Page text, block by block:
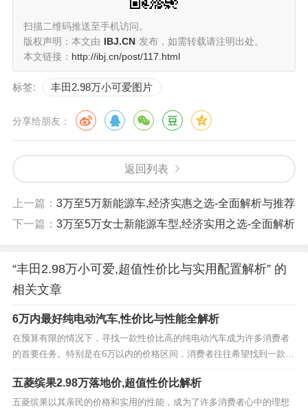
扫描二维码推送至手机访问。
版权声明：本文由 IBJ.CN 发布，如需转载请注明出处。
本文链接： http://ibj.cn/post/117.html
标签: 丰田2.98万小可爱图片
分享给朋友：
返回列表
上一篇： 3万至5万新能源车,经济实惠之选-全面解析与推荐
下一篇： 3万至5万女士新能源车型,经济实用之选-全面解析
“丰田2.98万小可爱,超值性价比与实用配置解析” 的
相关文章
6万内最好纯电动汽车,性价比与性能全解析
在预算有限的情况下，寻找一款性价比高的纯电动汽车成为许多消费者
的首要任务。特别是在6万以内的价格区间，消费者往往希望找到一款既
经济实惠又具备良好性能的车型。本文将围绕这一主题，深入探讨6万内
最好的纯电动汽车，从多个角度为您解析这一市场现状。 一、市场概况
与预算定位 在当前的电动汽车市场中，6万...
五菱缤果2.98万落地价,超值性价比解析
五菱缤果以其亲民的价格和实用的性能，成为了许多消费者心中的理想